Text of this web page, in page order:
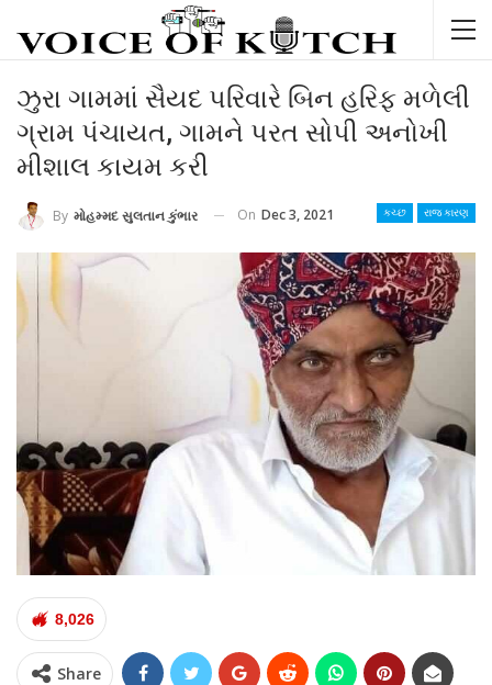
ઝુરા ગામમાં સૈયદ પરિવારે બિન હરિફ મળેલી
ગ્રામ પંચાયત, ગામને પરત સોપી અનોખી
મીશાલ કાયમ કરી
કચ્છ રાજ કારણ
By મોહમ્મદ સુલતાન કુંભાર On Dec 3, 2021
8,026
Share